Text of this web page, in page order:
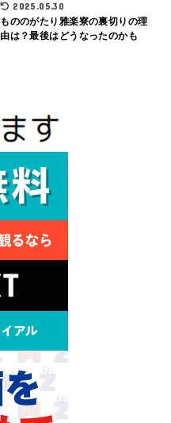
2025.05.30
もののがたり雅楽寮の裏切りの理
由は？最後はどうなったのかも